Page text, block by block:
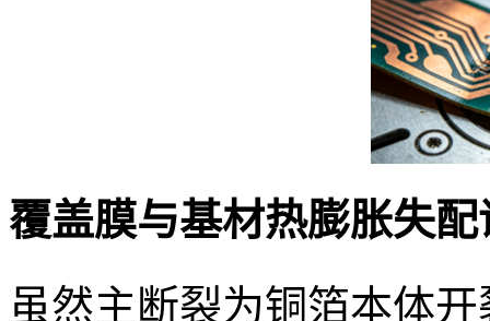
覆盖膜与基材热膨胀失
虽然主断裂为铜箔本体